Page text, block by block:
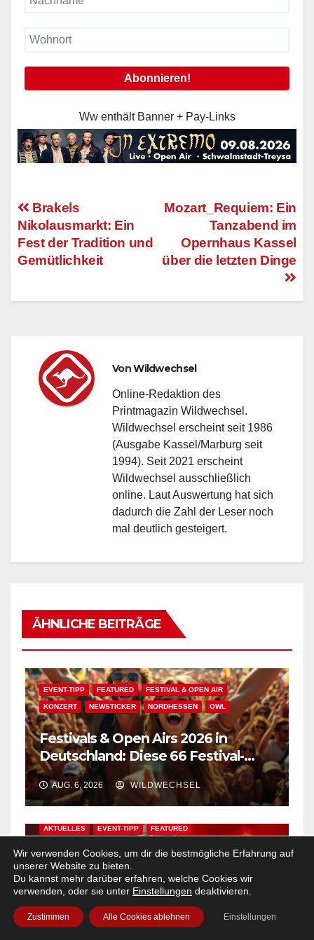
Ww enthält Banner + Pay-Links
Beitragsnavigation
Mozart_Requiem: Ein
Tanzabend im
Opernhaus Kassel
über die letzten Dinge
Brakels
Nikolausmarkt: Ein
Fest der Tradition und
Gemütlichkeit
VonWildwechsel
Online-Redaktion des
Printmagazin Wildwechsel.
Wildwechsel erscheint seit 1986
(Ausgabe Kassel/Marburg seit
1994). Seit 2021 erscheint
Wildwechsel ausschließlich
online. Laut Auswertung hat sich
dadurch die Zahl der Leser noch
mal deutlich gesteigert.
ÄHNLICHE BEITRÄGE
EVENT-TIPP FEATURED FESTIVAL & OPEN AIR
KONZERT NEWSTICKER NORDHESSEN OWL
Festivals & Open Airs 2026 in
Deutschland: Diese 66 Festival-
Events warten auf Dich!
AUG. 6, 2026 WILDWECHSEL
AKTUELLES EVENT-TIPP FEATURED
NORDHESSEN REGIONAL
Open-Air auf Kasseler Karlswiese
mit Johannes Oerding!
Zusatzkontingent an Tickets
Wir verwenden Cookies, um dir die bestmögliche Erfahrung auf
unserer Website zu bieten.
Du kannst mehr darüber erfahren, welche Cookies wir
verwenden, oder sie unter Einstellungen deaktivieren.
Zustimmen Alle Cookies ablehnen Einstellungen